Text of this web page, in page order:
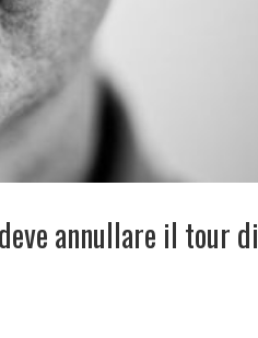
annullare il tour di